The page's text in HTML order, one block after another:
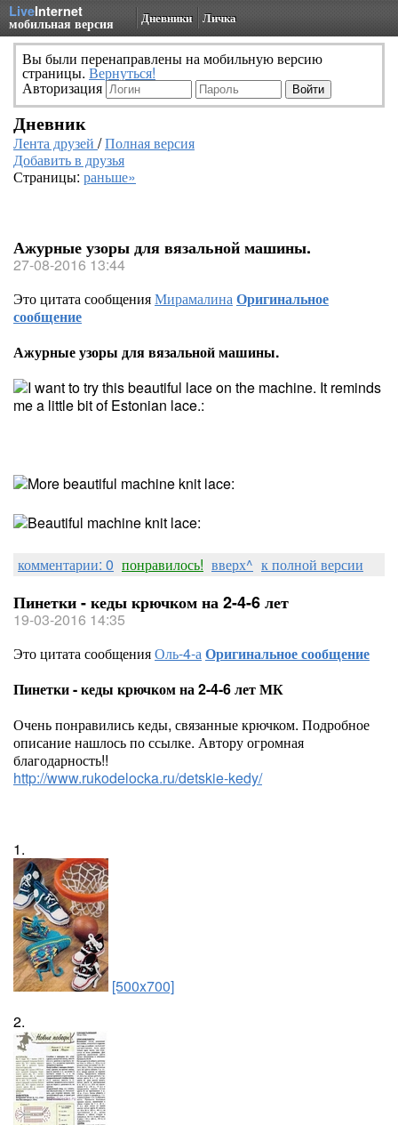
LiveInternet
мобильная версия Дневники Личка
Вы были перенаправлены на мобильную версию
страницы. Вернуться!
Авторизация
Дневник
Лента друзей /Полная версия
Добавить в друзья
Страницы: раньше»
Ажурные узоры для вязальной машины.
27-08-2016 13:44
Это цитата сообщенияМирамалинаОригинальное
сообщение
Ажурные узоры для вязальной машины.
комментарии: 0 понравилось! вверх^ к полной версии
Пинетки - кеды крючком на 2-4-6 лет
19-03-2016 14:35
Это цитата сообщенияОль-4-аОригинальное сообщение
Пинетки - кеды крючком на 2-4-6 лет МК
Очень понравились кеды, связанные крючком. Подробное
описание нашлось по ссылке. Автору огромная
благодарность!!
http://www.rukodelocka.ru/detskie-kedy/
1.
[500x700]
2.